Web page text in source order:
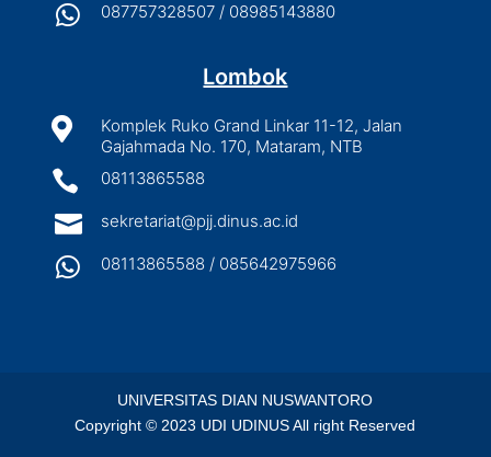
 087757328507 / 08985143880
Lombok

Komplek Ruko Grand Linkar 11-12, Jalan
Gajahmada No. 170, Mataram, NTB
 08113865588
 sekretariat@pjj.dinus.ac.id
 08113865588 / 085642975966
UNIVERSITAS DIAN NUSWANTORO
Copyright © 2023 UDI UDINUS All right Reserved